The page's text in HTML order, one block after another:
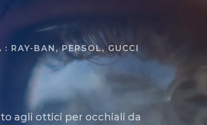
RAY-BAN, PERSOL, GUCCI
agli ottici per occhiali da